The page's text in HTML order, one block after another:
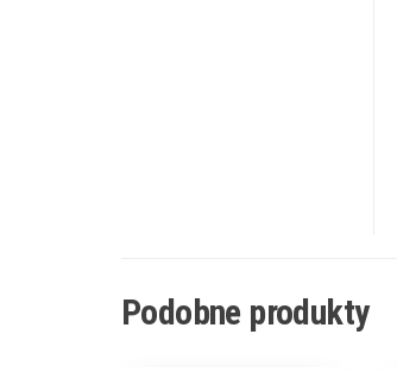
Podobne produkty